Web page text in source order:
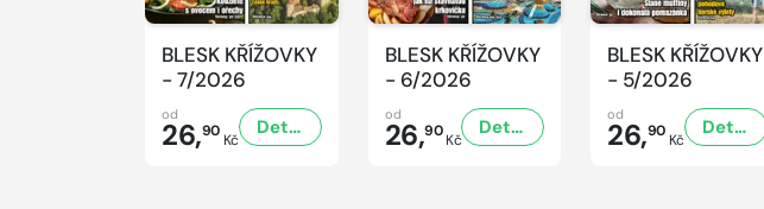
BLESK KŘÍŽOVKY
- 7/2026
od
26,90 Kč
Detail
BLESK KŘÍŽOVKY
- 6/2026
od
26,90Kč
Detail
BLESK KŘÍŽOVKY
- 5/2026
od
26,90 Kč
Detail